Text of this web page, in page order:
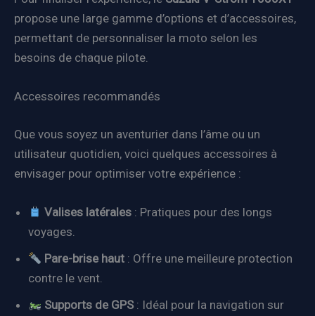
propose une large gamme d’options et d’accessoires,
permettant de personnaliser la moto selon les
besoins de chaque pilote.
Accessoires recommandés
Que vous soyez un aventurier dans l’âme ou un
utilisateur quotidien, voici quelques accessoires à
envisager pour optimiser votre expérience :
Valises latérales : Pratiques pour des longs
voyages.
Pare-brise haut : Offre une meilleure protection
contre le vent.
Supports de GPS : Idéal pour la navigation sur